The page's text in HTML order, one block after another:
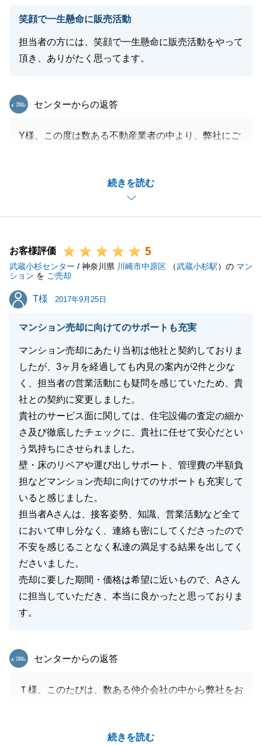
笑顔で一生懸命に販売活動
担当者の方には、笑顔で一生懸命に販売活動をやって
頂き、ありがたく思ってます。
続きを読む
東急リバブル
センターからの返答
Y様、この度は数ある不動産業者の中より、弊社にご
微力ながらＹ様のお力になることができ、大変嬉しく
ご内覧や契約、引渡日など柔軟にご対応くださりまし
今後も何かお役に立てることがございましたら、些細
なことでも構いませんので、御気軽にお申しください
ませ。
今後とも何卒よろしくお願い申し上げます。
閉じる
お客様評価 5
武蔵小杉センター / 神奈川県 川崎市中原区 （武蔵小杉駅）の マン
ション を ご売却
T様
T様 2017年9月25日
マンション売却に向けてのサポートも充実
マンション売却にあたり当初は他社と契約しておりま
したが、3ヶ月を経過しても内見の案内が2件と少な
く、担当者の営業活動にも疑問を感じていたため、貴
社との契約に変更しました。
貴社のサービス面に関しては、住宅設備の査定の細か
さ及び徹底したチェックに、貴社に任せて安心だとい
う気持ちにさせられました。
壁・床のリペアや運び出しサポート、管理費の半額負
担などマンション売却に向けてのサポートも充実して
いると感じました。
担当者Aさんは、接客姿勢、知識、営業活動など全て
において申し分なく、連絡も密にしてくださったので
不安を感じることなく私達の満足する結果を出してく
ださいました。
売却に要した期間・価格は希望に近いもので、Aさん
に担当していただき、本当に良かったと思っておりま
す。
続きを読む
東急リバブル
センターからの返答
Ｔ様、このたびは、数ある仲介会社の中から弊社をお
手伝いさせていただくことができました。